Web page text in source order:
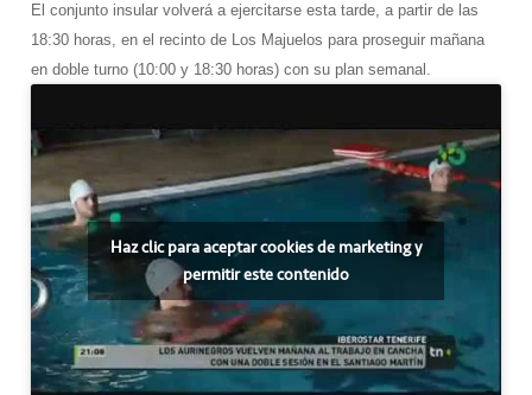
El conjunto insular volverá a ejercitarse esta tarde, a partir de las
18:30 horas, en el recinto de Los Majuelos para proseguir mañana
en doble turno (10:00 y 18:30 horas) con su plan semanal.
Haz clic para aceptar cookies de marketing y
permitir este contenido